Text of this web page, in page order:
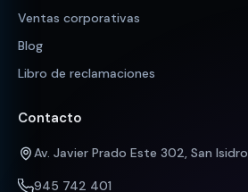
Ventas corporativas
Blog
Libro de reclamaciones
Contacto
Av. Javier Prado Este 302, San Isidro
945 742 401